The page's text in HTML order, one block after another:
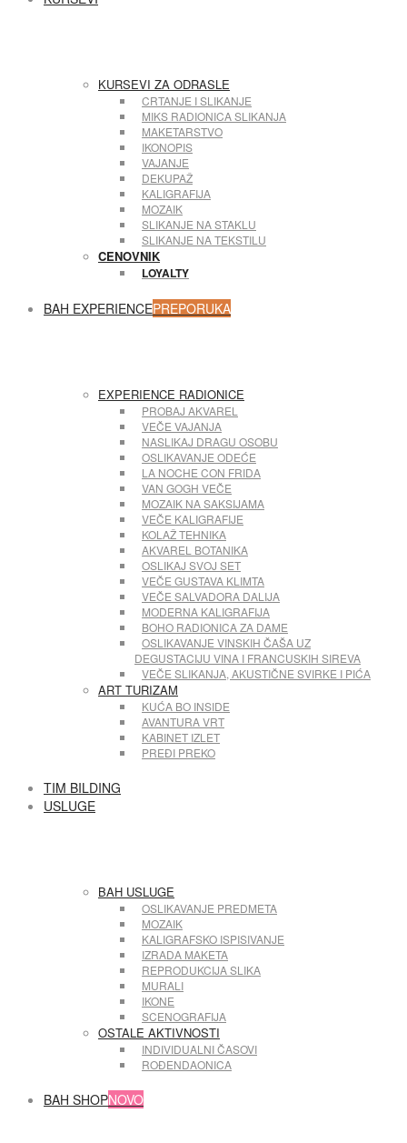
KURSEVI ZA ODRASLE
CRTANJE I SLIKANJE
MIKS RADIONICA SLIKANJA
MAKETARSTVO
IKONOPIS
VAJANJE
DEKUPAŽ
KALIGRAFIJA
MOZAIK
SLIKANJE NA STAKLU
SLIKANJE NA TEKSTILU
CENOVNIK
LOYALTY
BAH EXPERIENCEPREPORUKA
EXPERIENCE RADIONICE
PROBAJ AKVAREL
VEČE VAJANJA
NASLIKAJ DRAGU OSOBU
OSLIKAVANJE ODEĆE
LA NOCHE CON FRIDA
VAN GOGH VEČE
MOZAIK NA SAKSIJAMA
VEČE KALIGRAFIJE
KOLAŽ TEHNIKA
AKVAREL BOTANIKA
OSLIKAJ SVOJ SET
VEČE GUSTAVA KLIMTA
VEČE SALVADORA DALIJA
MODERNA KALIGRAFIJA
BOHO RADIONICA ZA DAME
OSLIKAVANJE VINSKIH ČAŠA UZ
DEGUSTACIJU VINA I FRANCUSKIH SIREVA
VEČE SLIKANJA, AKUSTIČNE SVIRKE I PIĆA
ART TURIZAM
KUĆA BO INSIDE
AVANTURA VRT
KABINET IZLET
PREĐI PREKO
TIM BILDING
USLUGE
BAH USLUGE
OSLIKAVANJE PREDMETA
MOZAIK
KALIGRAFSKO ISPISIVANJE
IZRADA MAKETA
REPRODUKCIJA SLIKA
MURALI
IKONE
SCENOGRAFIJA
OSTALE AKTIVNOSTI
INDIVIDUALNI ČASOVI
ROĐENDAONICA
BAH SHOPNOVO